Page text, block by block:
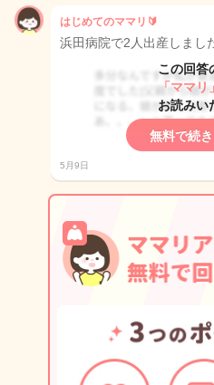
はじめてのママリ🔰
浜田病院で2人出産しまし
この回答
「ママリ
お読みい
無料で続
5月9日